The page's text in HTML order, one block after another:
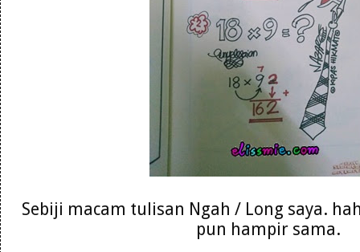
Sebiji macam tulisan Ngah / Long saya.
pun hampir sama.